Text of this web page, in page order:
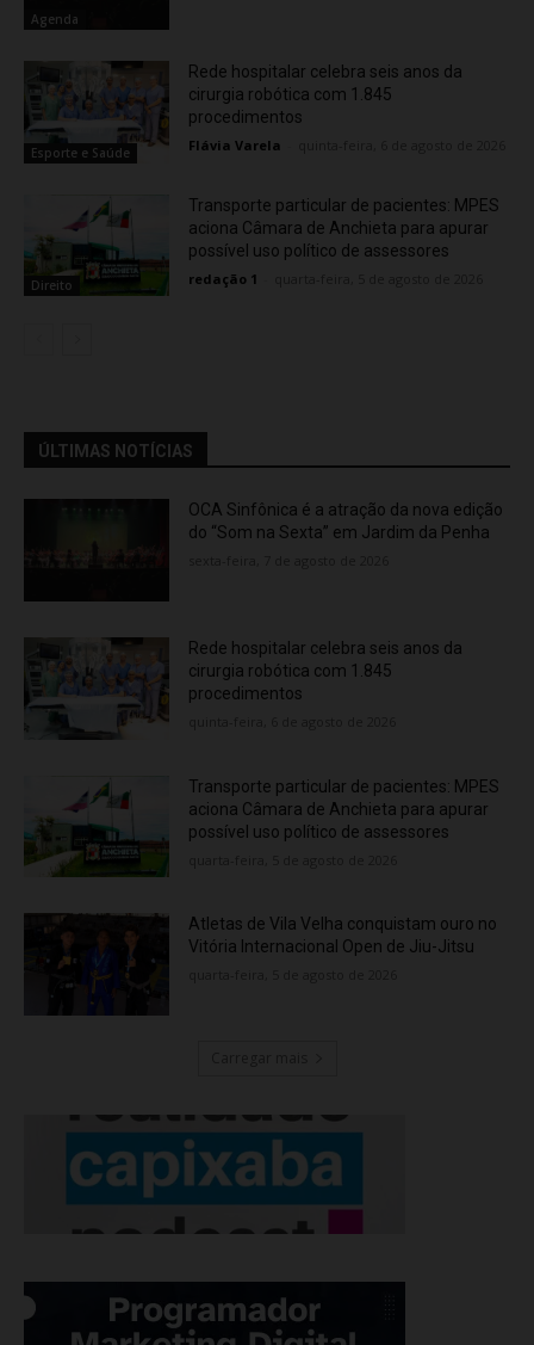
Agenda
Esporte e Saúde
Rede hospitalar celebra seis anos da
cirurgia robótica com 1.845
procedimentos
Flávia Varela
Direito
Transporte particular de pacientes: MPES
aciona Câmara de Anchieta para apurar
possível uso político de assessores
redação 1
ÚLTIMAS NOTÍCIAS
OCA Sinfônica é a atração da nova edição
do “Som na Sexta” em Jardim da Penha
Rede hospitalar celebra seis anos da
cirurgia robótica com 1.845
procedimentos
Transporte particular de pacientes: MPES
aciona Câmara de Anchieta para apurar
possível uso político de assessores
Atletas de Vila Velha conquistam ouro no
Vitória Internacional Open de Jiu-Jitsu